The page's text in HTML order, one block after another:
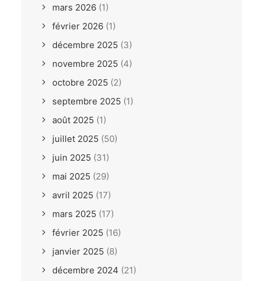
mars 2026 (1)
février 2026 (1)
décembre 2025 (3)
novembre 2025 (4)
octobre 2025 (2)
septembre 2025 (1)
août 2025 (1)
juillet 2025 (50)
juin 2025 (31)
mai 2025 (29)
avril 2025 (17)
mars 2025 (17)
février 2025 (16)
janvier 2025 (8)
décembre 2024 (21)